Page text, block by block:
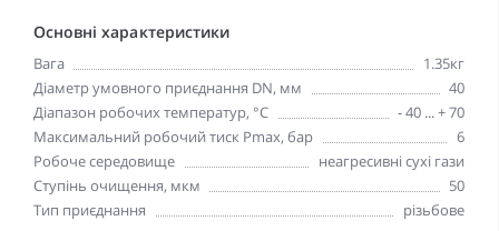
Основні характеристики
Вага
1.35кг
Діаметр умовного приєднання DN, мм
40
Діапазон робочих температур, °С
- 40 ... + 70
Максимальний робочий тиск Pmax, бар
6
Робоче середовище
неагресивні сухі гази
Ступінь очищення, мкм
50
Тип приєднання
різьбове